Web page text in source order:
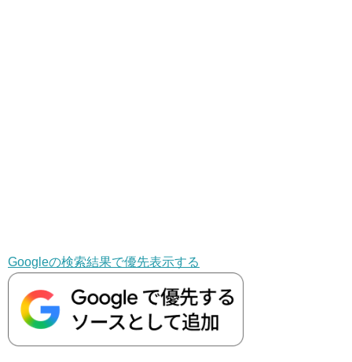
Googleの検索結果で優先表示する